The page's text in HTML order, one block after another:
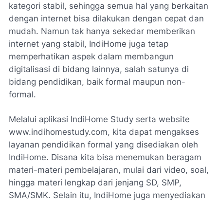
kategori stabil, sehingga semua hal yang berkaitan
dengan internet bisa dilakukan dengan cepat dan
mudah. Namun tak hanya sekedar memberikan
internet yang stabil, IndiHome juga tetap
memperhatikan aspek dalam membangun
digitalisasi di bidang lainnya, salah satunya di
bidang pendidikan, baik formal maupun non-
formal.
Melalui aplikasi IndiHome Study serta website
www.indihomestudy.com, kita dapat mengakses
layanan pendidikan formal yang disediakan oleh
IndiHome. Disana kita bisa menemukan beragam
materi-materi pembelajaran, mulai dari video, soal,
hingga materi lengkap dari jenjang SD, SMP,
SMA/SMK. Selain itu, IndiHome juga menyediakan